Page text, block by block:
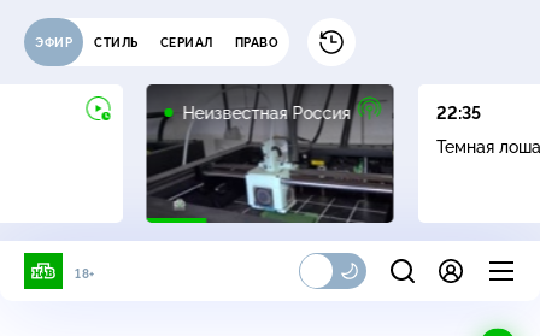
ЭФИР СТИЛЬ СЕРИАЛ ПРАВО
Неизвестная Россия
6+
22:35
Темная
18+